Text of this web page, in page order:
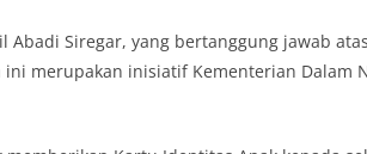
interaksi langsung tersebut,
menghimpun informasi awal terkait situasi
kerawanan, maupun hal-hal yang dapat
Abadi Siregar, yang bertanggung jawab
merupakan inisiatif Kementerian Dalam